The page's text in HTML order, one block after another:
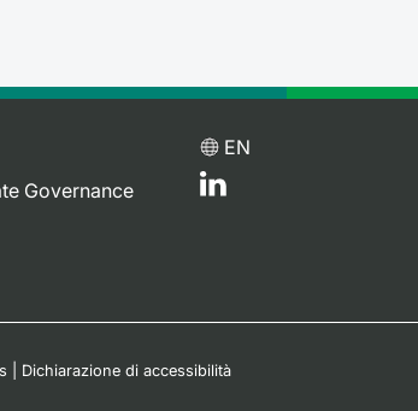
Governance
EN
Dichiarazione di accessibilità